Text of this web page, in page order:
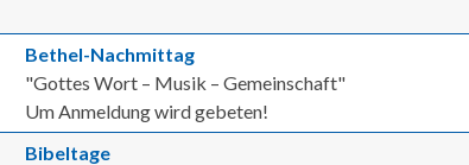
Bethel-Nachmittag
"Gottes Wort – Musik – Gemeinschaft"
Um Anmeldung wird gebeten!
Bibeltage